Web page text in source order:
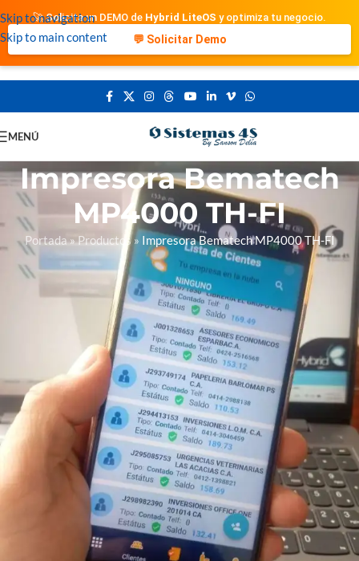
Skip to navigation
Skip to main content
🚀 Solicita un DEMO de Hybrid LiteOS y optimiza tu negocio.
💬 Solicitar Demo
MENÚ
Impresora Bematech
MP4000 TH-FI
Portada»Productos» Impresora Bematech MP4000 TH-FI
Impresora Bematech MP4000 TH-FI